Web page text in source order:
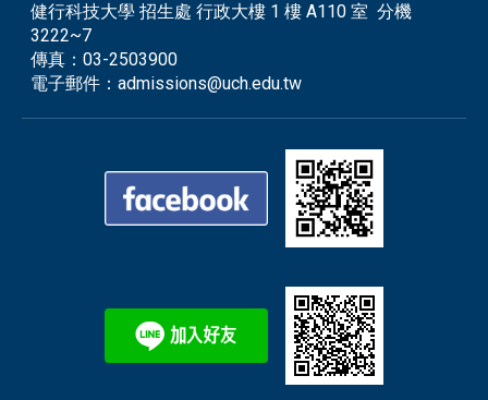
健行科技大學 招生處 行政大樓 1 樓 A110 室 分機
3222~7
傳真：03-2503900
電子郵件：admissions@uch.edu.tw